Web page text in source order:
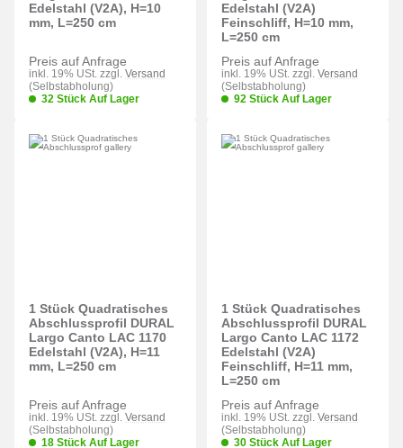
Edelstahl (V2A), H=10
mm, L=250 cm
Preis auf Anfrage
inkl. 19% USt. zzgl. Versand
(Selbstabholung)
32 Stück Auf Lager
Edelstahl (V2A)
Feinschliff, H=10 mm,
L=250 cm
Preis auf Anfrage
inkl. 19% USt. zzgl. Versand
(Selbstabholung)
92 Stück Auf Lager
1 Stück Quadratisches
Abschlussprofil DURAL
Largo Canto LAC 1170
Edelstahl (V2A), H=11
mm, L=250 cm
Preis auf Anfrage
inkl. 19% USt. zzgl. Versand
(Selbstabholung)
18 Stück Auf Lager
1 Stück Quadratisches
Abschlussprofil DURAL
Largo Canto LAC 1172
Edelstahl (V2A)
Feinschliff, H=11 mm,
L=250 cm
Preis auf Anfrage
inkl. 19% USt. zzgl. Versand
(Selbstabholung)
30 Stück Auf Lager